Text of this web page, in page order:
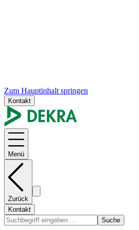
Zum Hauptinhalt springen
Kontakt
Menü
Zurück
Kontakt
Suche